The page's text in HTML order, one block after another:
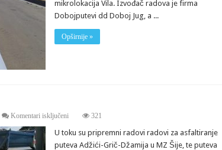
u
Poslovnoj
Bukva-
Vila
mikrolokacija Vila. Izvođač radova je firma
Dobojputevi dd Doboj Jug, a ...
Opširnije »
Komentari isključeniza
kapitalnih
projekata
321
U toku su pripremni radovi radovi za asfaltiranje
puteva Adžići-Grič-Džamija u MZ Šije, te puteva